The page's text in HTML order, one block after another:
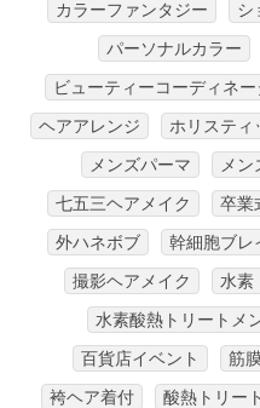
カラーファンタジー
シ
パーソナルカラー
ビューティーコーディネー
ヘアアレンジ
ホリスティ
メンズパーマ
メン
七五三ヘアメイク
卒業
外ハネボブ
幹細胞ブレ
撮影ヘアメイク
水素
水素酸熱トリートメ
百貨店イベント
筋
袴ヘア着付
酸熱トリー